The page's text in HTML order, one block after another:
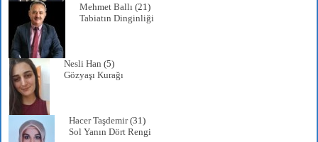
Mehmet Ballı (21)
Tabiatın Dinginliği
Nesli Han (5)
Gözyaşı Kurağı
Hacer Taşdemir(31)
Sol Yanın Dört Rengi